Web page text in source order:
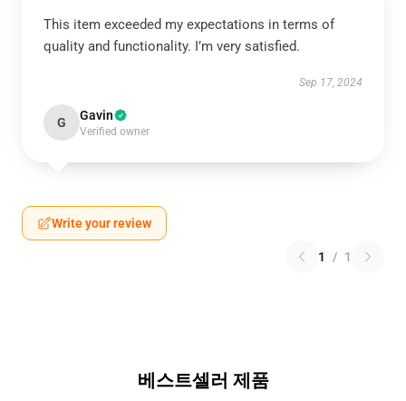
This item exceeded my expectations in terms of
quality and functionality. I’m very satisfied.
Sep 17, 2024
G Gavin
Verified owner
Write your review
1 / 1
베스트셀러 제품